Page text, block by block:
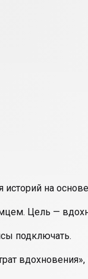
историй на
Цель —
подключать.